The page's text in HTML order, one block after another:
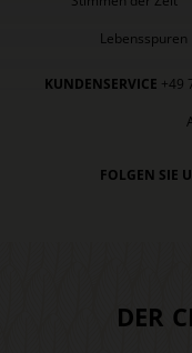
Lebensspuren
KUNDENSERVICE +49
FOLGEN SIE
DER